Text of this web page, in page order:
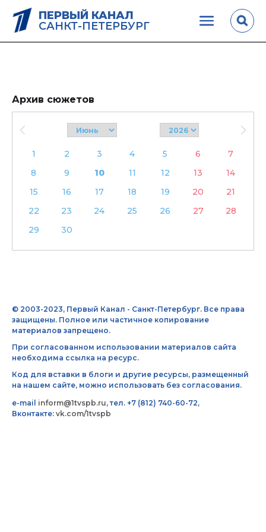
ПЕРВЫЙ КАНАЛ
САНКТ-ПЕТЕРБУРГ
Архив сюжетов
1 2 3 4 5 6
7
8
9 10 11 12 13
14
15
16 17 18 19 20
21
22
23 24 25 26 27
28
29
30
© 2003-2023, Первый Канал - Санкт-Петербург. Все права
защищены. Полное или частичное копирование
материалов запрещено.
При согласованном использовании материалов сайта
необходима ссылка на ресурс.
Код для вставки в блоги и другие ресурсы, размещенный
на нашем сайте, можно использовать без согласования.
e-mail inform@1tvspb.ru, тел. +7 (812) 740-60-72,
Вконтакте: vk.com/1tvspb